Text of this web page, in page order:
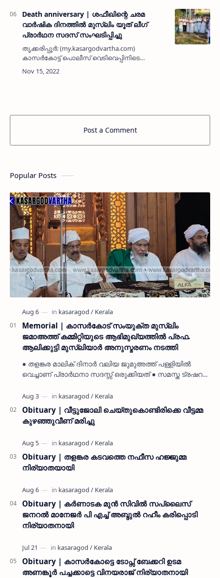
അനുമ…
Death anniversary | ശഫീഖിന്റെ ചരമ
വാർഷിക ദിനത്തിൽ മുസ്‌ലിം യൂത് ലീഗ്
പ്രാർഥന സദസ് സംഘടിപ്പിച്ചു
തൃക്കരിപ്പൂർ: (my.kasargodvartha.com)
കാസർകോട്ട് പൊലീസ് വെടിവെപ്പിനിടെ
മരണപ്പെട്ട യൂത് ലീഗ് പ്രവർത്തകൻ ചെറുവത്തൂർ
കൈതക്കാട്ടെ ശഫീഖിന്റെ 13-ാം ചരമ വാർഷിക
Post a Comment
Popular Posts
Memorial | കാസർകോട് സംയുക്ത മുസ്ലിം
ജമാഅത്ത് കമ്മിറ്റിയുടെ ആഭിമുഖ്യത്തിൽ പ്രഫ.
ആലിക്കുട്ടി മുസ്ലിയാർ അനുസ്മരണം നടത്തി
● തളങ്കര മാലിക് ദിനാർ വലിയ ജുമുഅത്ത് പള്ളിയിൽ
വെച്ചാണ് പ്രാർഥനാ സദസ്സ് ഒരുക്കിയത് ● സമസ്ത ട്രഷറർ
നൽകി കാസ…
Obituary | വീട്ടുജോലി ചെയ്തുകൊണ്ടിരിക്കെ വീട്ടമ്മ
കുഴഞ്ഞുവീണ് മരിച്ചു
Obituary | തളങ്കര കടവത്തെ നഫീസ ഹജ്ജുമ്മ
നിര്യാതയായി
Obituary | കർണാടക മുൻ സിവില്‍ സപ്ലൈസ്
ജനറൽ മാനേജർ പി എച്ച് അബ്ദുൽ റഹീം കരിപ്പൊടി
നിര്യാതനായി
Obituary | കാസർകോട്ടെ ടോപ്സ് ബേക്കറി ഉടമ
അണങ്കൂർ പച്ചക്കാട്ടെ വിനയരാജ് നിര്യാതനായി